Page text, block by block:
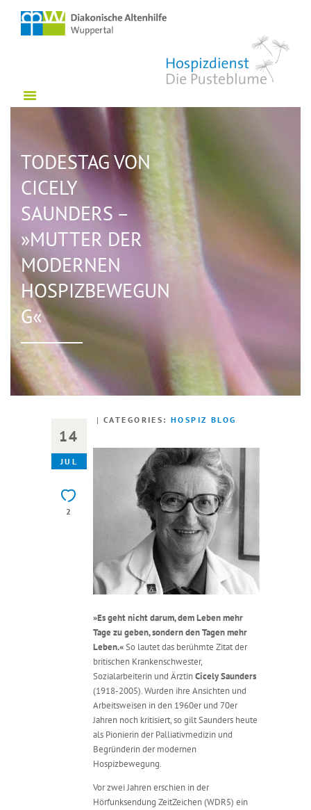
TODESTAG VON
CICELY
SAUNDERS –
»MUTTER DER
MODERNEN
HOSPIZBEWEGUN
G«
HOME
WER WIR SIND
VERANSTALTUNGEN
WISSENSWERTES
NETZWERK SÜDSTADT
MITARBEIT
KONTAKT
SPENDEN
INTERN
14
JUL
2
CATEGORIES:HOSPIZ BLOG
»Es geht nicht darum, dem Leben mehr
Tage zu geben, sondern den Tagen mehr
Leben.«So lautet das berühmte Zitat der
britischen Krankenschwester,
Sozialarbeiterin und ÄrztinCicely Saunders
(1918-2005). Wurden ihre Ansichten und
Arbeitsweisen in den 1960er und 70er
Jahren noch kritisiert, so gilt Saunders heute
als Pionierin der Palliativmedizin und
Begründerin der modernen
Hospizbewegung.
Vor zwei Jahren erschien in der
Hörfunksendung ZeitZeichen (WDR5) ein